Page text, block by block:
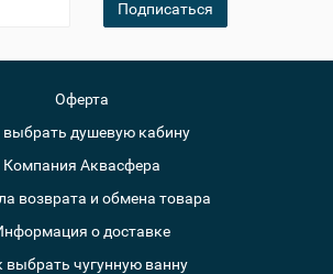
Подписаться
Оферта
выбрать душевую кабину
Компания Аквасфера
возврата и обмена товара
о доставке
выбрать чугунную ванну